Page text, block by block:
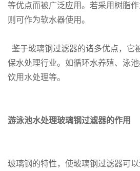
等优点而被广泛应用。若采用树脂
则可作为软水器使用。
鉴于玻璃钢过滤器的诸多优点，它
保水处理行业。如循环水养殖、泳池
饮用水处理等。
游泳池水处理玻璃钢过滤器的作用
玻璃钢的特性，使玻璃钢过滤器可以